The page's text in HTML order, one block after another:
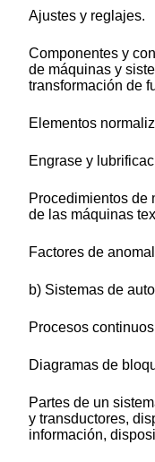
Ajustes y reglajes.
Componentes y
de máquinas y
transformación de
Elementos
Engrase y
Procedimientos de
de las máquinas
Factores de
b) Sistemas de
Procesos
Diagramas de
Partes de un
y transductores,
información,